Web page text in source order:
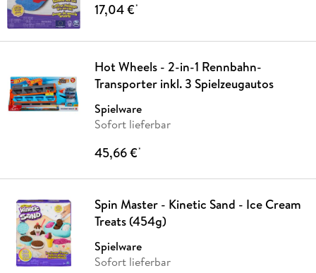
17,04 €*
Hot Wheels - 2-in-1 Rennbahn-
Transporter inkl. 3 Spielzeugautos
Spielware
Sofort lieferbar
45,66 €*
Spin Master - Kinetic Sand - Ice Cream
Treats (454g)
Spielware
Sofort lieferbar